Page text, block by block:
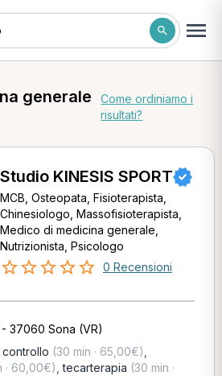
generale
Come ordiniamo i
risultati?
Studio KINESIS SPORT
MCB, Osteopata, Fisioterapista,
Chinesiologo, Massofisioterapista,
Medico di medicina generale,
Nutrizionista, Psicologo
0 Recensioni
37060 Sona (VR)
controllo (30 min · 65,00€)
· 60,00€) ,tecarterapia (30 min ·